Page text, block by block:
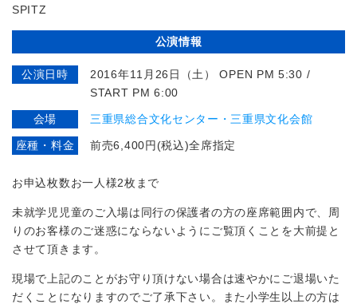
SPITZ
公演情報
公演日時
2016年11月26日（土） OPEN PM 5:30 /
START PM 6:00
会場 三重県総合文化センター・三重県文化会館
座種・料金 前売6,400円(税込)全席指定
お申込枚数お一人様2枚まで
未就学児児童のご入場は同行の保護者の方の座席範囲内で、周
りのお客様のご迷惑にならないようにご覧頂くことを大前提と
させて頂きます。
現場で上記のことがお守り頂けない場合は速やかにご退場いた
だくことになりますのでご了承下さい。また小学生以上の方は